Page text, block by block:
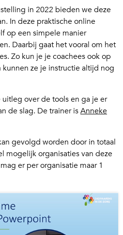
in 2022 bieden we deze
In deze praktische online
op een simpele manier
Daarbij gaat het vooral om het
Zo kun je je coachees ook op
ze je instructie altijd nog
over de tools en ga je er
de slag. De trainer isAnneke
gevolgd worden door in totaal
mogelijk organisaties van deze
er per organisatie maar 1